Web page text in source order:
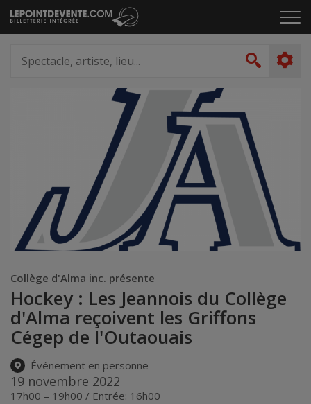
Passer
au
le
artiste,
lieu...
Collège d'Alma inc. présente
Hockey : Les Jeannois du Collège
d'Alma reçoivent les Griffons
Cégep de l'Outaouais
Événement en personne
19 novembre 2022
17h00 – 19h00 / Entrée: 16h00